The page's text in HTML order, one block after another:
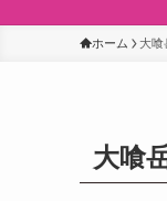
ホーム 大喰
大喰